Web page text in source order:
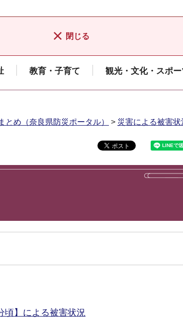
閉じる
教育・子育て 観光・文化・スポー
とめ（奈良県防災ポータル） > 災害による被害状
頃】による被害状況